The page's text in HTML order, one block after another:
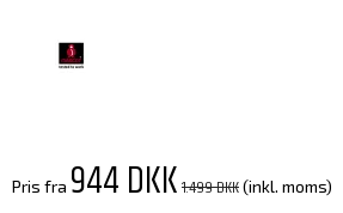
Pris fra 944 DKK1.499 DKK(inkl. moms)